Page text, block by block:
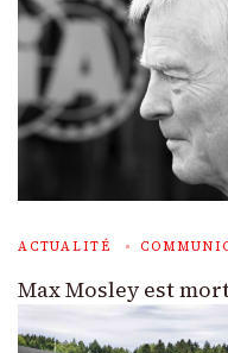
ACTUALITÉ
Max Mosley est mort